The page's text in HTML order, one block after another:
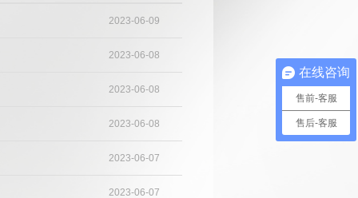
2023-06-09
2023-06-08
2023-06-08
2023-06-08
2023-06-07
2023-06-07
在线咨询
售前-客服
售后-客服